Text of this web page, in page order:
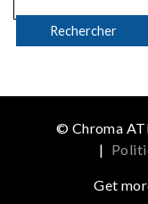
© Chroma
|
Get